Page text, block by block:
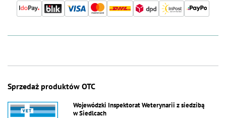
Sprzedaż produktów OTC
Wojewódzki Inspektorat Weterynarii z siedzibą
w Siedlcach